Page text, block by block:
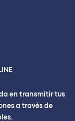
en transmitir tus
a través de